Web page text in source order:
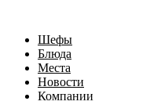
Шефы
Блюда
Места
Новости
Компании